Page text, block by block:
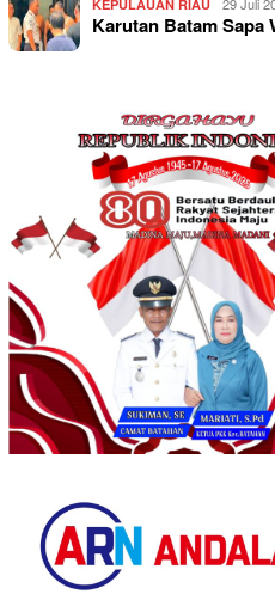
KEPULAUAN RIAU
Karutan Batam